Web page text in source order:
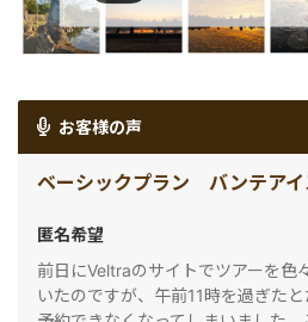
お客様の声
匿名希望
前日にVeltraのサイトでツアーを色
いたのですが、午前11時を過ぎた